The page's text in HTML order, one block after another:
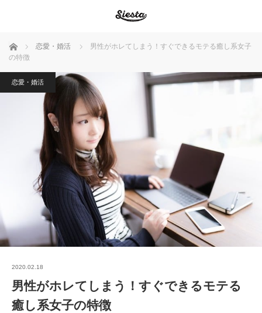
ホーム 恋愛・婚活
男性がホレてしまう！すぐできるモテる癒し系女子
の特徴
恋愛・婚活
2020.02.18
男性がホレてしまう！すぐできるモテる
癒し系女子の特徴